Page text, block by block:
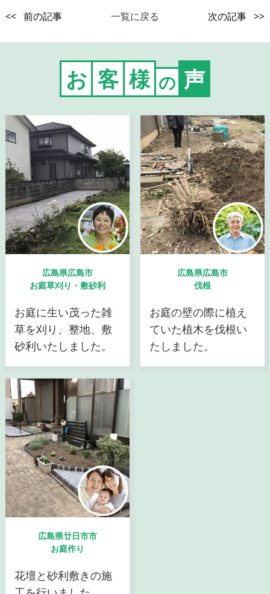
<< 前の記事 一覧に戻る 次の記事 >>
お 客 様 の 声
広島県広島市
お庭草刈り・敷砂利
お庭に生い茂った雑
草を刈り、整地、敷
砂利いたしました。
広島県広島市
伐根
お庭の壁の際に植え
ていた植木を伐根い
たしました。
広島県廿日市市
お庭作り
花壇と砂利敷きの施